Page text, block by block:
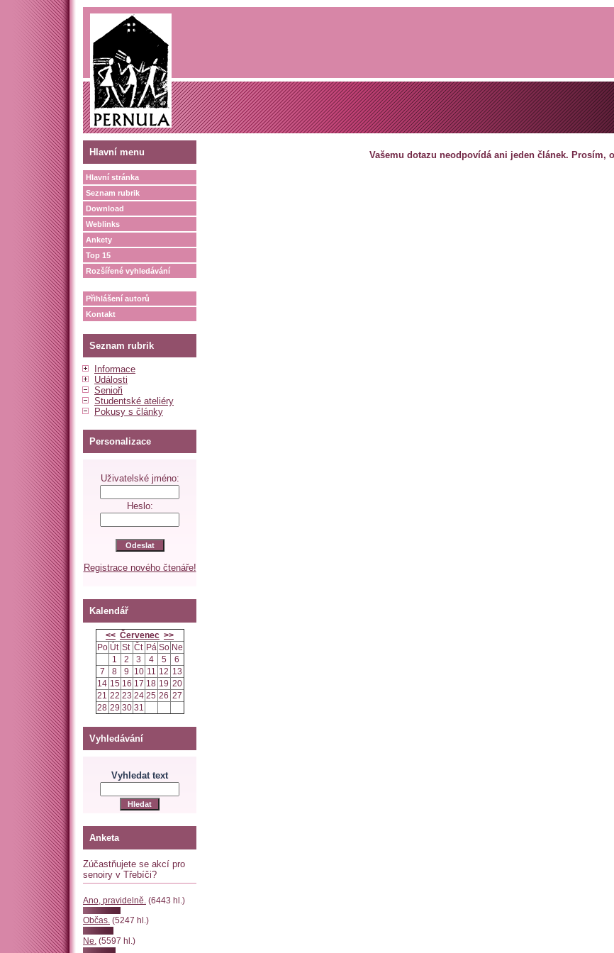
Hlavní menu
Hlavní stránka
Seznam rubrik
Download
Weblinks
Ankety
Top 15
Rozšířené vyhledávání
Přihlášení autorů
Kontakt
Seznam rubrik
Informace
Události
Senioři
Studentské ateliéry
Pokusy s články
Personalizace
Uživatelské jméno:
Heslo:
Registrace nového čtenáře!
Kalendář
<< Červenec >>
Po Út St Čt Pá So Ne
1
2 3 4 5
6
7
8 9 10 11 12 13
14 15 16 17 18 19 20
21 22 23 24 25 26 27
28 29 30 31
Vyhledávání
Vyhledat text
Anketa
Zúčastňujete se akcí pro
senoiry v Třebíči?
Ano, pravidelně. (6443 hl.)
Občas. (5247 hl.)
Ne. (5597 hl.)
Vašemu dotazu neodpovídá ani jeden článek. Prosím,